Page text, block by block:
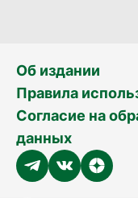
Об издании
Правила
Согласие на
данных